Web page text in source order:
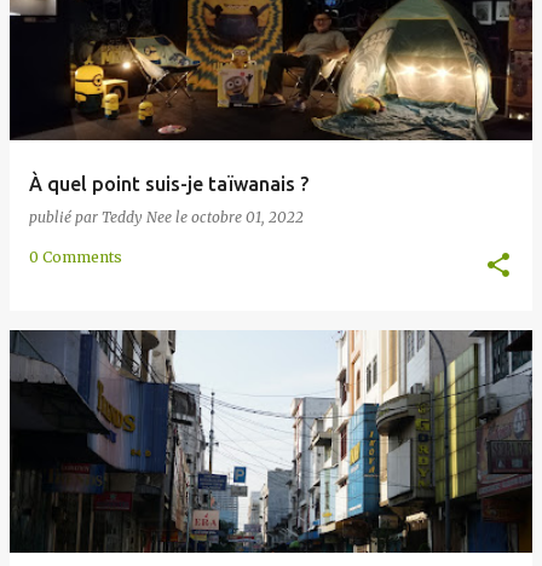
À quel point suis-je taïwanais ?
publié par Teddy Nee le octobre 01, 2022
0 Comments